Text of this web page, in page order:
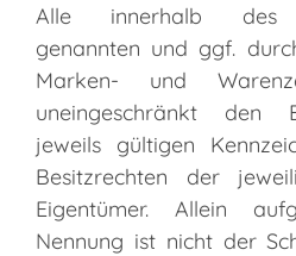
Alle innerhalb des
genannten und ggf.
Marken- und
uneingeschränkt den
jeweils gültigen
Besitzrechten der
Eigentümer. Allein
Nennung ist nicht der